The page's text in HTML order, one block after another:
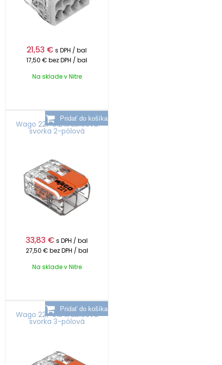
21,53 € s DPH / bal
17,50 € bez DPH / bal
Na sklade v Nitre
Wago 221-612 krabicová
svorka 2-pólová
33,83 € s DPH / bal
27,50 € bez DPH / bal
Na sklade v Nitre
Wago 221-613 krabicová
svorka 3-pólová